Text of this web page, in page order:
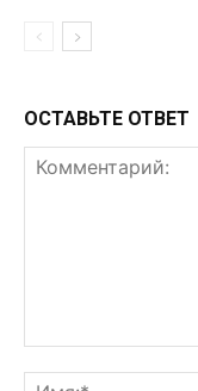
ОСТАВЬТЕ ОТВЕТ